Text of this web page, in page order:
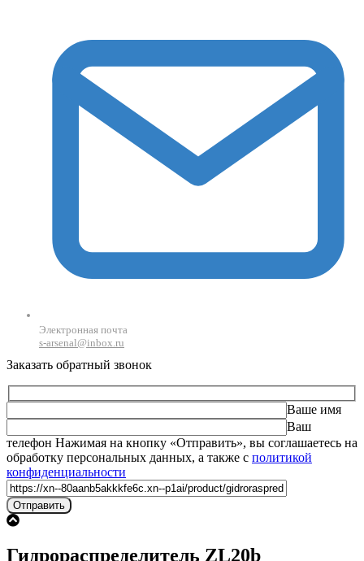
Электронная почта
s-arsenal@inbox.ru
Заказать обратный звонок
Ваше имя
Ваш
телефон Оставьте это поле пустым.
Нажимая на кнопку «Отправить», вы соглашаетесь на
обработку персональных данных, а также с политикой
конфиденциальности
Гидрораспределитель ZL20b